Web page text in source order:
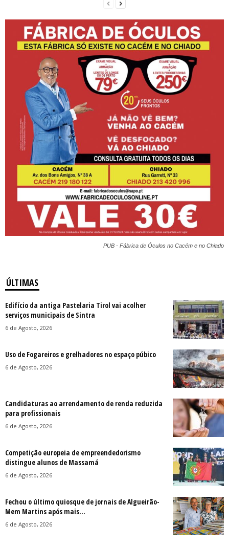
PUB - Fábrica de Óculos no Cacém e no Chiado
ÚLTIMAS
Edifício da antiga Pastelaria Tirol vai acolher
serviços municipais de Sintra
6 de Agosto, 2026
Uso de Fogareiros e grelhadores no espaço púbico
6 de Agosto, 2026
Candidaturas ao arrendamento de renda reduzida
para profissionais
6 de Agosto, 2026
Competição europeia de empreendedorismo
distingue alunos de Massamá
6 de Agosto, 2026
Fechou o último quiosque de jornais de Algueirão-
Mem Martins após mais...
6 de Agosto, 2026